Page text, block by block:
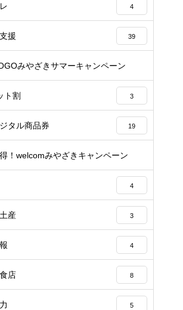
4
援 39
みやざきサマーキャンペーン
ト割 3
タル商品券 19
！welcomみやざきキャンペーン
4
産 3
4
店 8
5